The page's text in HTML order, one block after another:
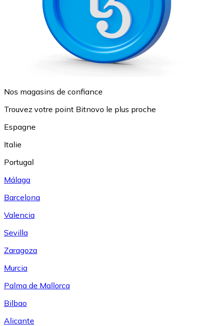
Nos magasins de confiance
Trouvez votre point Bitnovo le plus proche
Espagne
Italie
Portugal
Málaga
Barcelona
Valencia
Sevilla
Zaragoza
Murcia
Palma de Mallorca
Bilbao
Alicante